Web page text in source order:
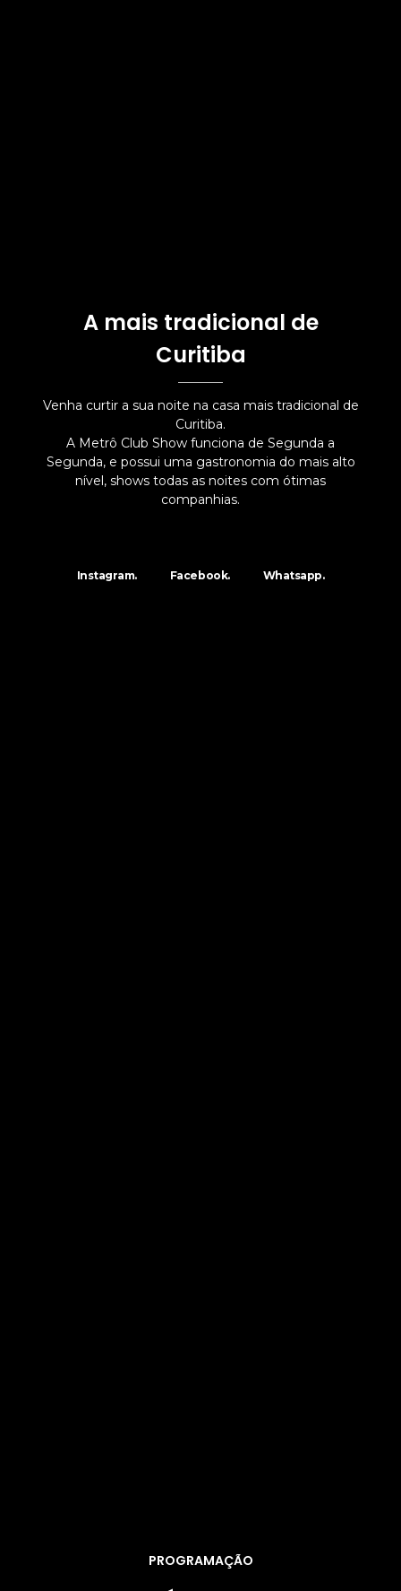
A mais tradicional de
Curitiba
Venha curtir a sua noite na casa mais tradicional de
Curitiba.
A Metrô Club Show funciona de Segunda a
Segunda, e possui uma gastronomia do mais alto
nível, shows todas as noites com ótimas
companhias.
Instagram. Facebook. Whatsapp.
PROGRAMAÇÃO